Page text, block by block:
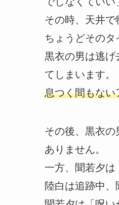
その時、天井で
ちょうどそのタ
黒衣の男は逃げ
てしまいます。
息つく間もない
その後、黒衣
ありません。
一方、聞若夕は
陸白は追跡中、